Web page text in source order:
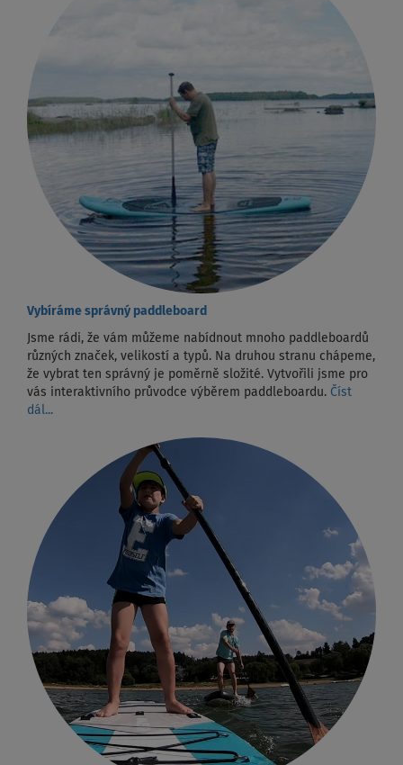
Vybíráme správný paddleboard
Jsme rádi, že vám můžeme nabídnout mnoho paddleboardů
různých značek, velikostí a typů. Na druhou stranu chápeme,
že vybrat ten správný je poměrně složité. Vytvořili jsme pro
vás interaktivního průvodce výběrem paddleboardu. Číst
dál...